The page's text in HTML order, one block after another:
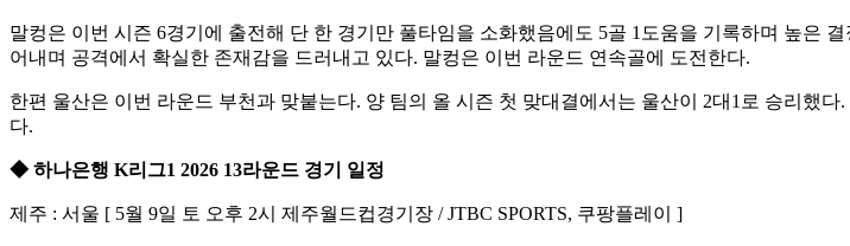
말컹은 이번 시즌 6경기에 출전해 단 한 경기만 풀타임을 소화했음에도 5골 1도움을 기록하며 높은
어내며 공격에서 확실한 존재감을 드러내고 있다. 말컹은 이번 라운드 연속골에 도전한다.
한편 울산은 이번 라운드 부천과 맞붙는다. 양 팀의 올 시즌 첫 맞대결에서는 울산이 2대1로 승리했
다.
◆ 하나은행 K리그1 2026 13라운드 경기 일정
제주 : 서울 [ 5월 9일 토 오후 2시 제주월드컵경기장 / JTBC SPORTS, 쿠팡플레이 ]